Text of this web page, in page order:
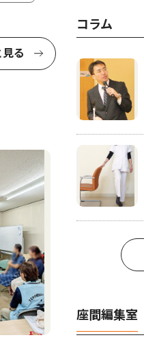
る
コラム
座間編集室